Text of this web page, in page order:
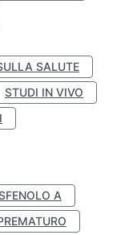
SALUTE
STUDI IN VIVO
A